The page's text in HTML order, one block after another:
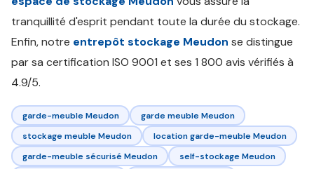
tranquillité d'esprit pendant toute la durée du stockage.
Enfin, notre entrepôt stockage Meudon se distingue
par sa certification ISO 9001 et ses 1 800 avis vérifiés à
4.9/5.
garde-meuble Meudon
garde meuble Meudon
stockage meuble Meudon
location garde-meuble Meudon
garde-meuble sécurisé Meudon
self-stockage Meudon